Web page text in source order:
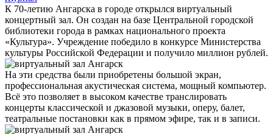
К 70-летию Ангарска в городе открылся виртуальный
концертный зал. Он создан на базе Центральной городской
библиотеки города в рамках национального проекта
«Культура». Учреждение победило в конкурсе Министерства
культуры Российской Федерации и получило миллион рублей.
На эти средства были приобретены большой экран,
профессиональная акустическая система, мощный компьютер.
Всё это позволяет в высоком качестве транслировать
концерты классической и джазовой музыки, оперу, балет,
театральные постановки как в прямом эфире, так и в записи.